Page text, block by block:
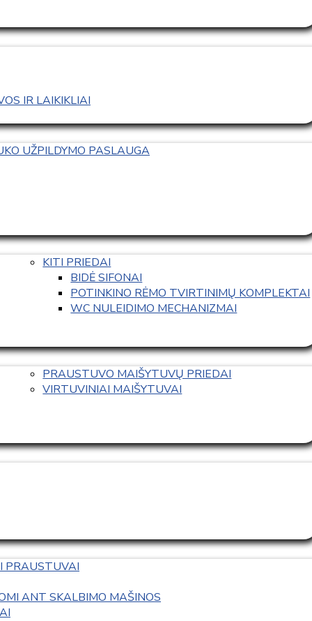
IR LAIKIKLIAI
UŽPILDYMO PASLAUGA
KITI PRIEDAI
BIDĖ SIFONAI
POTINKINO RĖMO TVIRTINIMŲ KOMPLEKTAI
WC NULEIDIMO MECHANIZMAI
PRAUSTUVO MAIŠYTUVŲ PRIEDAI
VIRTUVINIAI MAIŠYTUVAI
PRAUSTUVAI
ANT SKALBIMO MAŠINOS